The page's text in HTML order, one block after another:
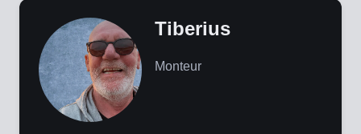
Tiberius
Monteur